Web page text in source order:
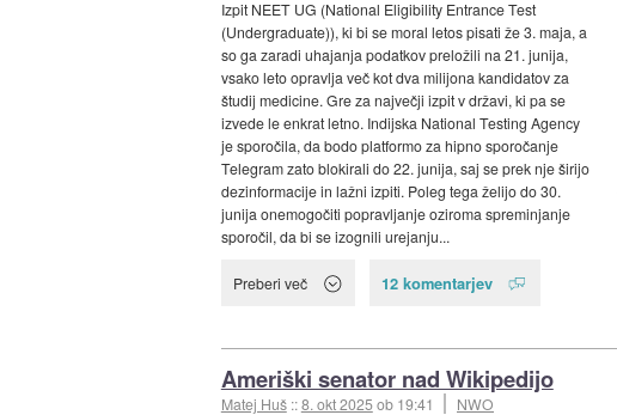
Izpit NEET UG (National Eligibility Entrance Test
(Undergraduate)), ki bi se moral letos pisati že 3. maja, a
so ga zaradi uhajanja podatkov preložili na 21. junija,
vsako leto opravlja več kot dva milijona kandidatov za
študij medicine. Gre za največji izpit v državi, ki pa se
izvede le enkrat letno. Indijska National Testing Agency
je sporočila, da bodo platformo za hipno sporočanje
Telegram zato blokirali do 22. junija, saj se prek nje širijo
dezinformacije in lažni izpiti. Poleg tega želijo do 30.
junija onemogočiti popravljanje oziroma spreminjanje
sporočil, da bi se izognili urejanju...
Preberi več 12 komentarjev
Ameriški senator nad Wikipedijo
Matej Huš ::8. okt 2025ob 19:41 NWO